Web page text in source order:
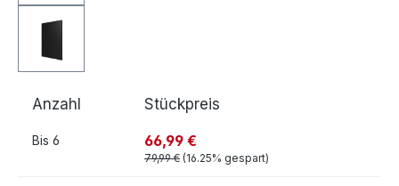
Anzahl Stückpreis
Bis 6 66,99 €
79,99 € (16.25% gespart)